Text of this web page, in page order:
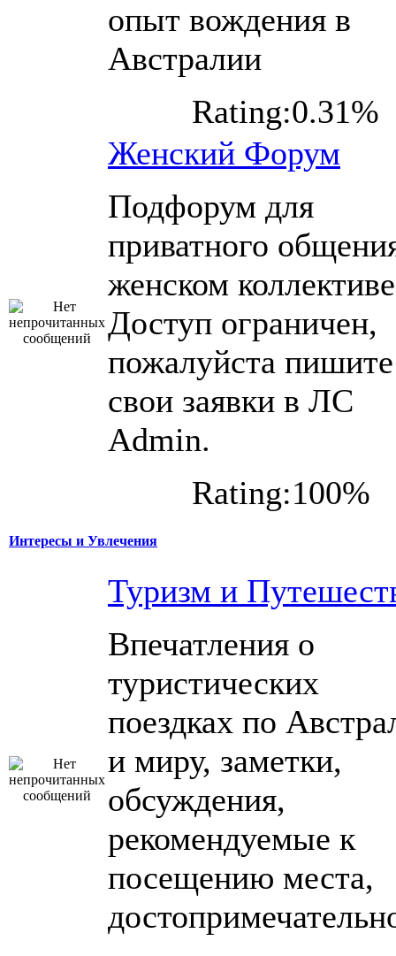
опыт вождения в
Австралии
Rating:0.31%
Женский Форум
Подфорум для
приватного
женском
Доступ ограничен,
пожалуйста пишите
свои заявки в ЛС
Admin.
Rating:100%
Интересы и Увлечения
Туризм и
Впечатления о
туристических
поездках по
и миру, заметки,
обсуждения,
рекомендуемые к
посещению места,